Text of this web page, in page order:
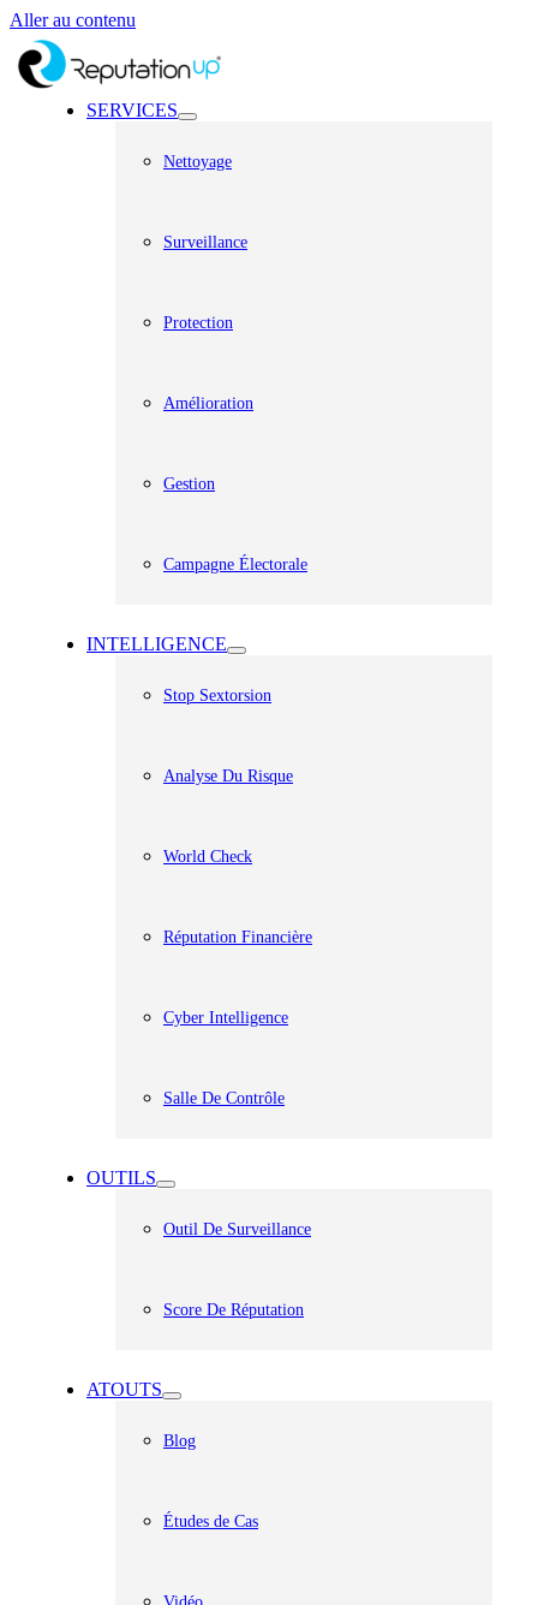
Aller au contenu
SERVICES
Nettoyage
Surveillance
Protection
Amélioration
Gestion
Campagne Électorale
INTELLIGENCE
Stop Sextorsion
Analyse Du Risque
World Check
Réputation Financière
Cyber Intelligence
Salle De Contrôle
OUTILS
Outil De Surveillance
Score De Réputation
ATOUTS
Blog
Études de Cas